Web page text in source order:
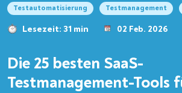
Testautomatisierung Testmanagement
Lesezeit: 31 min 02 Feb. 2026
Die 25 besten SaaS-
Testmanagement-Tools